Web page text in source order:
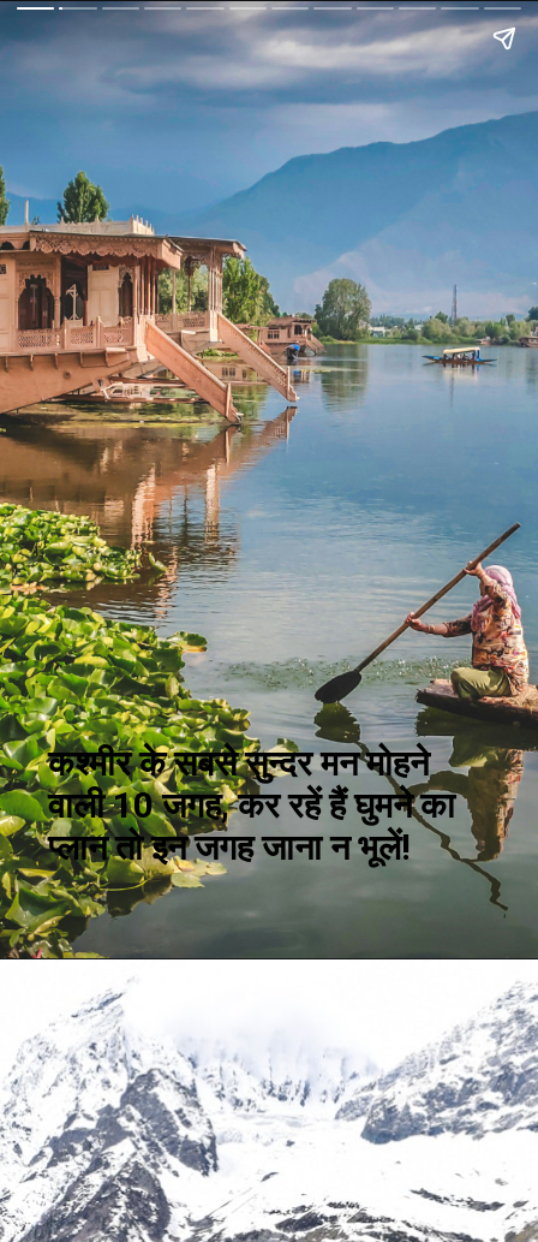
कश्मीर के सबसे सुन्दर मन मोहने
वाली 10 जगह, कर रहें हैं घुमने का
प्लान तो इन जगह जाना न भूलें!